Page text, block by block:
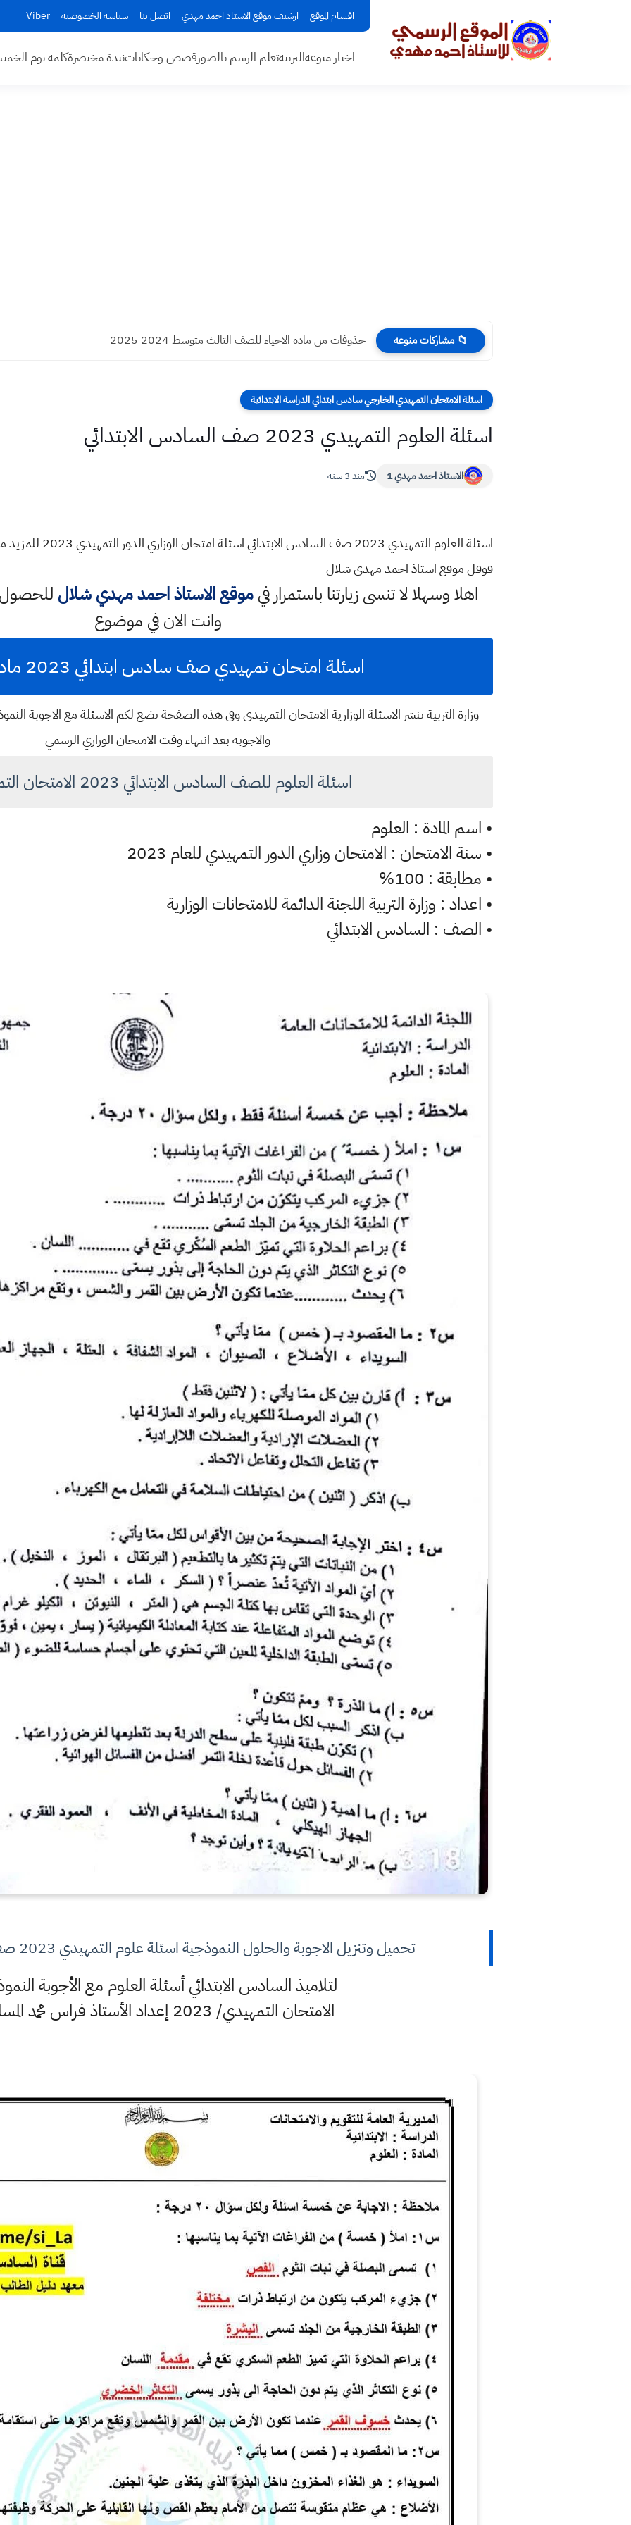
اقسام الموقع ارشيف موقع الاستاذ احمد مهدي اتصل بنا سياسة الخصوصية Viber
اخبار منوعهالتربيةتعلم الرسم بالصورقصص وحكاياتنبذة مختصرةكلمة يوم
📁 مشاركات منوعه حذوفات من مادة الاحياء للصف الثالث متوسط 2024 2025
اسئلة الامتحان التمهيدي الخارجي سادس ابتدائي الدراسة الابتدائية
اسئلة العلوم التمهيدي 2023 صف السادس الابتدائي
الاستاذ احمد مهدي 1 منذ 3 سنة
اسئلة العلوم
قوقل موقع استاذ احمد مهدي شلال
اهلا وسهلالا تنسى زيارتنا باستمرار فيموقع الاستاذ احمد مهدي شلال
وانت الان في موضوع
اسئلة امتحان تمهيدي صف سادس ابتدائي 2023 مادة علوم
وزارة التربية تنشر الاسئلة الوزارية الامتحان التمهيدي وفي هذه الصفحة نضع لكم الاسئلة مع الاجوبة
والاجوبة بعد انتهاء وقت الامتحان الوزاري الرسمي
اسئلة العلوم للصف السادس الابتدائي 2023 الامتحان التمهيدي
• اسم المادة : العلوم
• سنة الامتحان : الامتحان وزاري الدور التمهيدي للعام 2023
• مطابقة : 100%
• اعداد : وزارة التربية اللجنة الدائمة للامتحانات الوزارية
• الصف : السادس الابتدائي
تحميل وتنزيل الاجوبة والحلول النموذجية اسئلة علوم التمهيدي 2023 صف سادس الابتدائي
لتلاميذ السادس الابتدائي أسئلة العلوم مع الأجوبة
الامتحان التمهيدي/ 2023 إعداد الأستاذ فراس محمد المساري